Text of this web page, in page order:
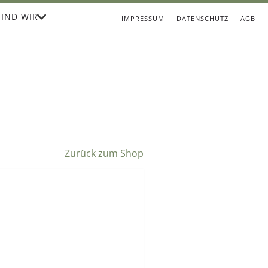
WIR IMPRESSUM DATENSCHUTZ AGB
Zurück zum Shop